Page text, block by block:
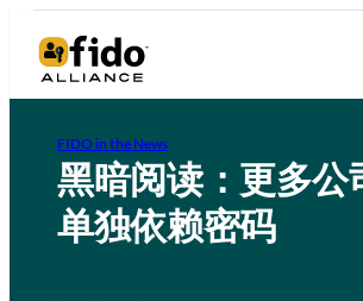
FIDO in the News
黑暗阅读：更多公
单独依赖密码